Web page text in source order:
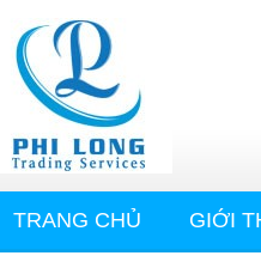
TRANG CHỦ GIỚI